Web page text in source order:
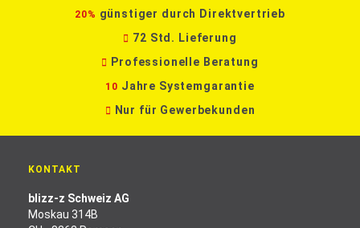
20% günstiger durch Direktvertrieb
72 Std. Lieferung
Professionelle Beratung
10 Jahre Systemgarantie
Nur für Gewerbekunden
KONTAKT
blizz-z Schweiz AG
Moskau 314B